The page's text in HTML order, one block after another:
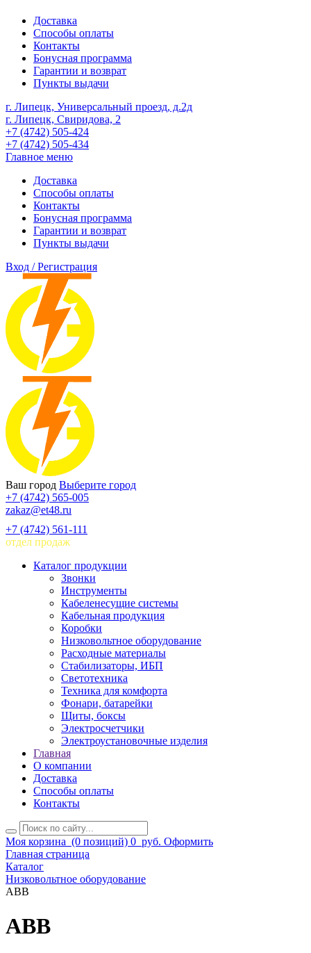
Доставка
Способы оплаты
Контакты
Бонусная программа
Гарантии и возврат
Пункты выдачи
г. Липецк, Универсальный проезд, д.2д
г. Липецк, Свиридова, 2
+7 (4742) 505-424
+7 (4742) 505-434
Главное меню
Доставка
Способы оплаты
Контакты
Бонусная программа
Гарантии и возврат
Пункты выдачи
Вход / Регистрация
Ваш город Выберите город
+7 (4742) 565-005
zakaz@et48.ru
+7 (4742) 561-111
отдел продаж
Каталог продукции
Звонки
Инструменты
Кабеленесущие системы
Кабельная продукция
Коробки
Низковольтное оборудование
Расходные материалы
Стабилизаторы, ИБП
Светотехника
Техника для комфорта
Фонари, батарейки
Щиты, боксы
Электросчетчики
Электроустановочные изделия
Главная
О компании
Доставка
Способы оплаты
Контакты
Моя корзина (0 позиций) 0 руб. Оформить
Главная страница
Каталог
Низковольтное оборудование
ABB
ABB